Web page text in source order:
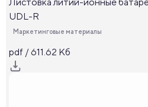
UDL-R
Маркетинговые материалы
pdf / 611.62 Кб